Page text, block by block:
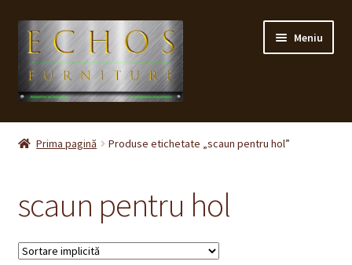
Sari
navigare
Sari
conținut
Meniu
Prima pagină
Contul meu
Coș
Prima pagină Produse etichetate „scaun pentru hol”
scaun pentru hol